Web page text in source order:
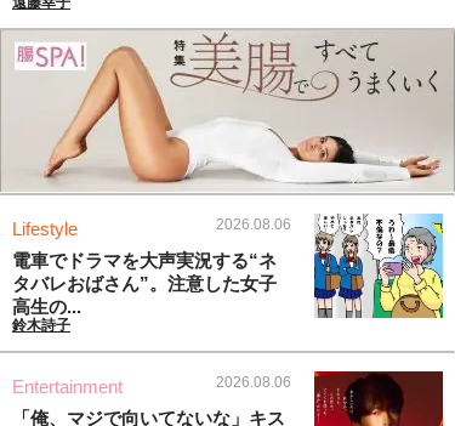
Lifestyle 2026.08.06
電車でドラマを大声実況する“ネ
タバレおばさん”。注意した女子
高生の...
鈴木詩子
Entertainment 2026.08.06
「俺、マジで向いてないな」キス